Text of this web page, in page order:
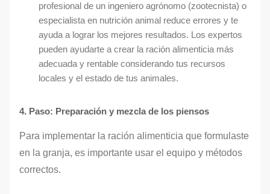
profesional de un ingeniero agrónomo (zootecnista) o
especialista en nutrición animal reduce errores y te
ayuda a lograr los mejores resultados. Los expertos
pueden ayudarte a crear la ración alimenticia más
adecuada y rentable considerando tus recursos
locales y el estado de tus animales.
4. Paso: Preparación y mezcla de los piensos
Para implementar la ración alimenticia que formulaste
en la granja, es importante usar el equipo y métodos
correctos.